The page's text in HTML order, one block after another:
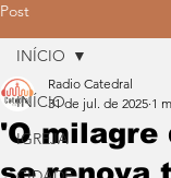
Post
INÍCIO
IGREJA
INÍCIO
'O milagre
Radio Catedral
31 de jul. de 2025 1